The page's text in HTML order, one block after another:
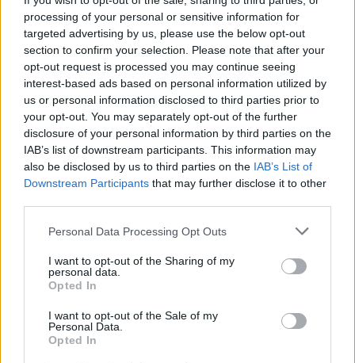
processing of your personal or sensitive information for
targeted advertising by us, please use the below opt-out
section to confirm your selection. Please note that after your
opt-out request is processed you may continue seeing
interest-based ads based on personal information utilized by
us or personal information disclosed to third parties prior to
your opt-out. You may separately opt-out of the further
disclosure of your personal information by third parties on the
IAB’s list of downstream participants. This information may
also be disclosed by us to third parties on the IAB’s List of
Downstream Participants that may further disclose it to other
Personal Data Processing Opt Outs
I want to opt-out of the Sharing of my
personal data.
Opted In
I want to opt-out of the Sale of my
Personal Data.
Opted In
TAGS Παγκόσμιος Οργανισμός Υγείας συμφωνία για πανδημίες